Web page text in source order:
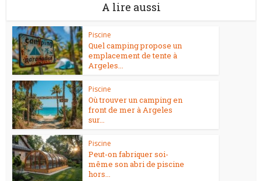
A lire aussi
Piscine
Quel camping propose un
emplacement de tente à
Argeles...
Piscine
Où trouver un camping en
front de mer à Argeles
sur...
Piscine
Peut-on fabriquer soi-
même son abri de piscine
hors...